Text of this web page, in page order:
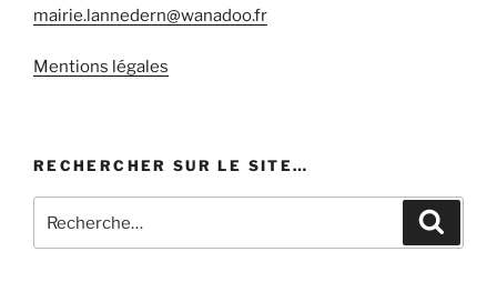
mairie.lannedern@wanadoo.fr
Mentions légales
RECHERCHER SUR LE SITE…
pour